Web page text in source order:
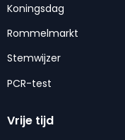
Koningsdag
Rommelmarkt
Stemwijzer
PCR-test
Vrije tijd